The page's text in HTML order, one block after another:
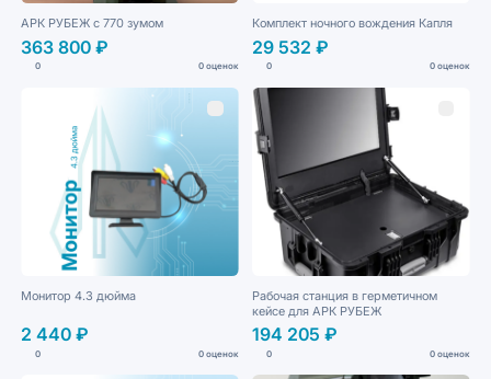
АРК РУБЕЖ с 770 зумом
363 800 ₽
0 0 оценок
Комплект ночного вождения Капля
29 532 ₽
0 0 оценок
Монитор 4.3 дюйма
2 440 ₽
0 0 оценок
Рабочая станция в герметичном
кейсе для АРК РУБЕЖ
194 205 ₽
0 0 оценок